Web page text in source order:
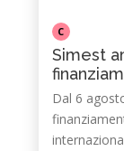
C
Simest
Dal 6